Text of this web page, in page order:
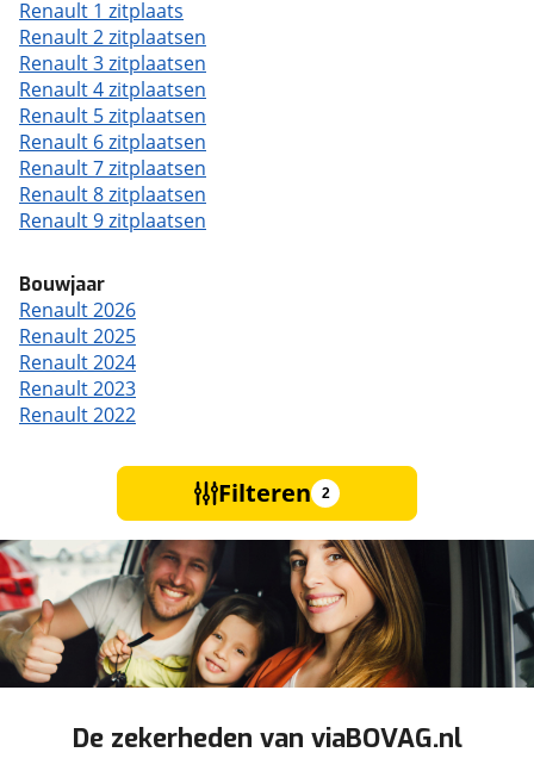
Renault 1 zitplaats
Renault 2 zitplaatsen
Renault 3 zitplaatsen
Renault 4 zitplaatsen
Renault 5 zitplaatsen
Renault 6 zitplaatsen
Renault 7 zitplaatsen
Renault 8 zitplaatsen
Renault 9 zitplaatsen
Bouwjaar
Renault 2026
Renault 2025
Renault 2024
Renault 2023
Renault 2022
Filteren 2
De zekerheden van viaBOVAG.nl